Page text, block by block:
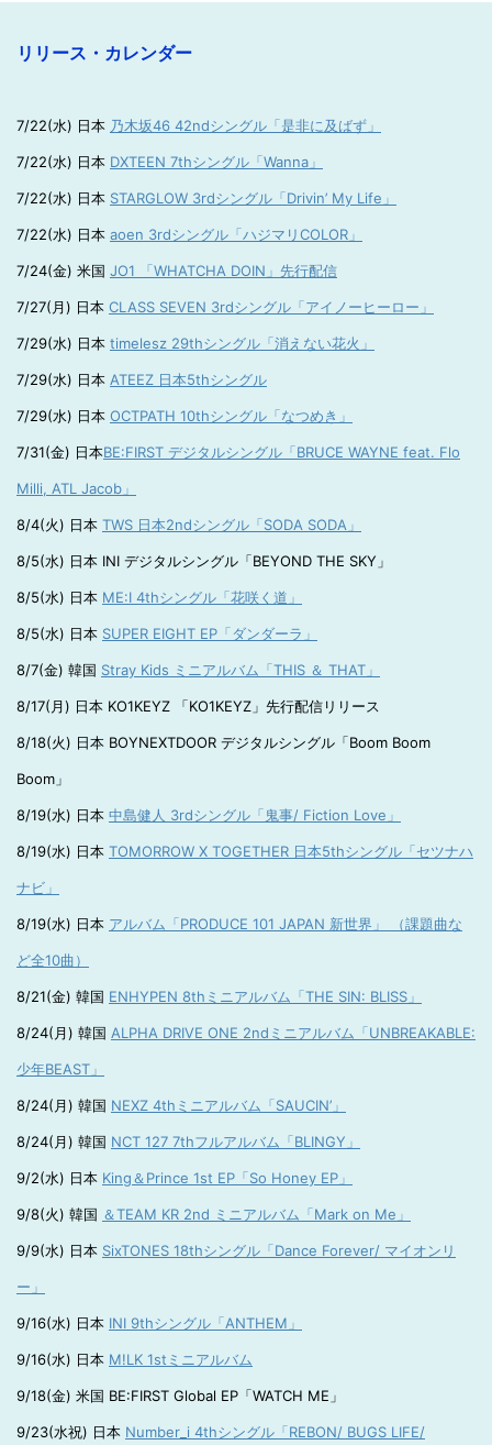
リリース・カレンダー
7/22(水) 日本 乃木坂46 42ndシングル「是非に及ばず」
7/22(水) 日本 DXTEEN 7thシングル「Wanna」
7/22(水) 日本 STARGLOW 3rdシングル「Drivin’ My Life」
7/22(水) 日本 aoen 3rdシングル「ハジマリCOLOR」
7/24(金) 米国 JO1 「WHATCHA DOIN」先行配信
7/27(月) 日本 CLASS SEVEN 3rdシングル「アイノーヒーロー」
7/29(水) 日本 timelesz 29thシングル「消えない花火」
7/29(水) 日本 ATEEZ 日本5thシングル
7/29(水) 日本 OCTPATH 10thシングル「なつめき」
7/31(金) 日本BE:FIRST デジタルシングル「BRUCE WAYNE feat. Flo
Milli, ATL Jacob」
8/4(火) 日本 TWS 日本2ndシングル「SODA SODA」
8/5(水) 日本 INI デジタルシングル「BEYOND THE SKY」
8/5(水) 日本 ME:I 4thシングル「花咲く道」
8/5(水) 日本 SUPER EIGHT EP「ダンダーラ」
8/7(金) 韓国 Stray Kids ミニアルバム「THIS ＆ THAT」
8/17(月) 日本 KO1KEYZ 「KO1KEYZ」先行配信リリース
8/18(火) 日本 BOYNEXTDOOR デジタルシングル「Boom Boom
Boom」
8/19(水) 日本 中島健人 3rdシングル「鬼事/ Fiction Love」
8/19(水) 日本 TOMORROW X TOGETHER 日本5thシングル「セツナハ
ナビ」
8/19(水) 日本 アルバム「PRODUCE 101 JAPAN 新世界」 （課題曲な
ど全10曲）
8/21(金) 韓国 ENHYPEN 8thミニアルバム「THE SIN: BLISS」
8/24(月) 韓国 ALPHA DRIVE ONE 2ndミニアルバム「UNBREAKABLE:
少年BEAST」
8/24(月) 韓国 NEXZ 4thミニアルバム「SAUCIN’」
8/24(月) 韓国 NCT 127 7thフルアルバム「BLINGY」
9/2(水) 日本 King＆Prince 1st EP「So Honey EP」
9/8(火) 韓国 ＆TEAM KR 2nd ミニアルバム「Mark on Me」
9/9(水) 日本 SixTONES 18thシングル「Dance Forever/ マイオンリ
ー」
9/16(水) 日本 INI 9thシングル「ANTHEM」
9/16(水) 日本 M!LK 1stミニアルバム
9/18(金) 米国 BE:FIRST Global EP「WATCH ME」
9/23(水祝) 日本 Number_i 4thシングル「REBON/ BUGS LIFE/